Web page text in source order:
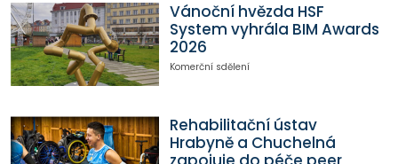
Vánoční hvězda HSF
System vyhrála BIM Awards
2026
Komerční sdělení
Rehabilitační ústav
Hrabyně a Chuchelná